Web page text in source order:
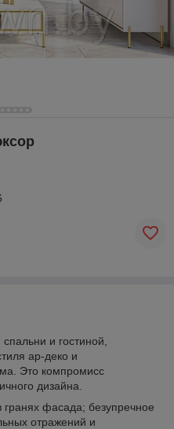
и гостиной,
ар-деко и
Это компромисс
дизайна.
гранях фасада; безупречное
отражений и